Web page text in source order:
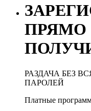
ПРЯМО
РАЗДАЧА БЕЗ
ПАРОЛЕЙ
Платные